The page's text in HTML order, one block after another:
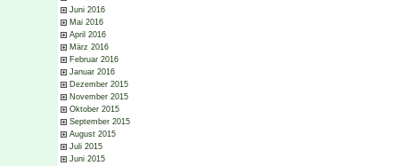
Juni 2016
Mai 2016
April 2016
März 2016
Februar 2016
Januar 2016
Dezember 2015
November 2015
Oktober 2015
September 2015
August 2015
Juli 2015
Juni 2015